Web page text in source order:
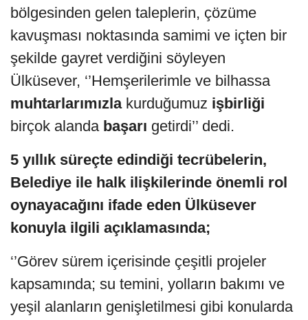
bölgesinden gelen taleplerin, çözüme
kavuşması noktasında samimi ve içten bir
şekilde gayret verdiğini söyleyen
Ülküsever, ‘’Hemşerilerimle ve bilhassa
muhtarlarımızlakurduğumuz işbirliği
birçok alanda başarı getirdi’’ dedi.
5 yıllık süreçte edindiği tecrübelerin,
Belediye ile halk ilişkilerinde önemli rol
oynayacağını ifade eden Ülküsever
konuyla ilgili açıklamasında;
‘’Görev sürem içerisinde çeşitli projeler
kapsamında; su temini, yolların bakımı ve
yeşil alanların genişletilmesi gibi konularda